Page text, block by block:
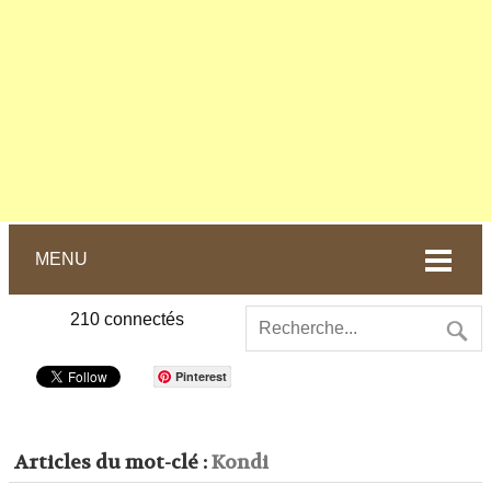
MENU
210 connectés
Pinterest
Articles du mot-clé :Kondi